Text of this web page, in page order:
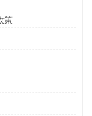
策